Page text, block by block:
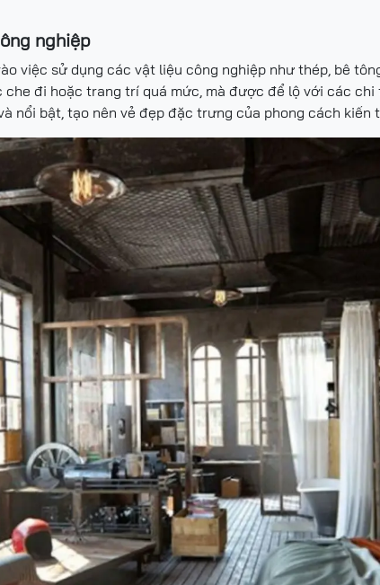
nghiệp
việc sử dụng các vật liệu công nghiệp như thép, bê
đi hoặc trang trí quá mức, mà được để lộ với các
nổi bật, tạo nên vẻ đẹp đặc trưng của phong cách kiến